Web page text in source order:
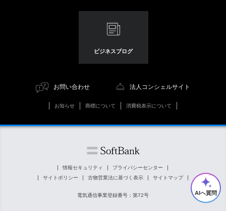
ビジネスブログ
お問い合わせ 法人コンシェルサイト
お知らせ 商標について 消費税表示について
情報セキュリティ
プライバシーセンター
サイトポリシー
古物営業法に基づく表示 サイトマップ
電気通信事業登録番号：第72号 AIへ質問